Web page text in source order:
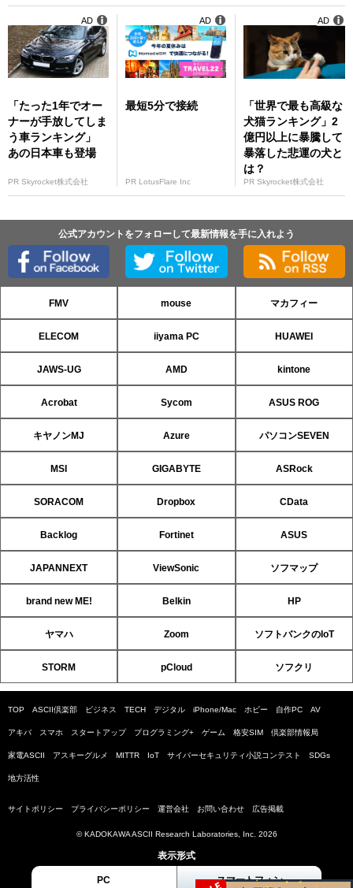
「たった1年でオー
ナーが手放してしま
う車ランキング」
あの日本車も登場
PR Skyrocket株式会社
AD
最短5分で接続
PR LotusFlare Inc
AD
「世界で最も高級な
犬猫ランキング」2
億円以上に暴騰して
暴落した悲運の犬と
は？
PR Skyrocket株式会社
AD
公式アカウントをフォローして最新情報を手に入れよう
FMV mouse マカフィー
ELECOM iiyama PC HUAWEI
JAWS-UG AMD kintone
Acrobat Sycom ASUS ROG
キヤノンMJ Azure パソコンSEVEN
MSI GIGABYTE ASRock
SORACOM Dropbox CData
Backlog Fortinet ASUS
JAPANNEXT ViewSonic ソフマップ
brand new ME! Belkin HP
ヤマハ Zoom ソフトバンクのIoT
STORM pCloud ソフクリ
TOP ASCII倶楽部 ビジネス TECH デジタル iPhone/Mac ホビー 自作PC AV
アキバ スマホ スタートアップ プログラミング+ ゲーム 格安SIM 倶楽部情報局
家電ASCII アスキーグルメ MITTR IoT サイバーセキュリティ小説コンテスト SDGs
地方活性
サイトポリシー プライバシーポリシー 運営会社 お問い合わせ 広告掲載
© KADOKAWA ASCII Research Laboratories, Inc. 2026
表示形式
PC スマートフォン